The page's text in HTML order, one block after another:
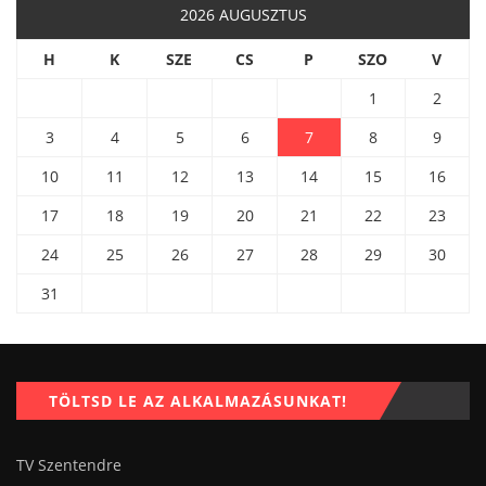
2026 AUGUSZTUS
H K SZE CS P SZO
V
1
2
3
4 5 6 7 8
9
10
11 12 13 14 15
16
17
18 19 20 21 22
23
24
25 26 27 28 29
30
31
TÖLTSD LE AZ ALKALMAZÁSUNKAT!
TV Szentendre